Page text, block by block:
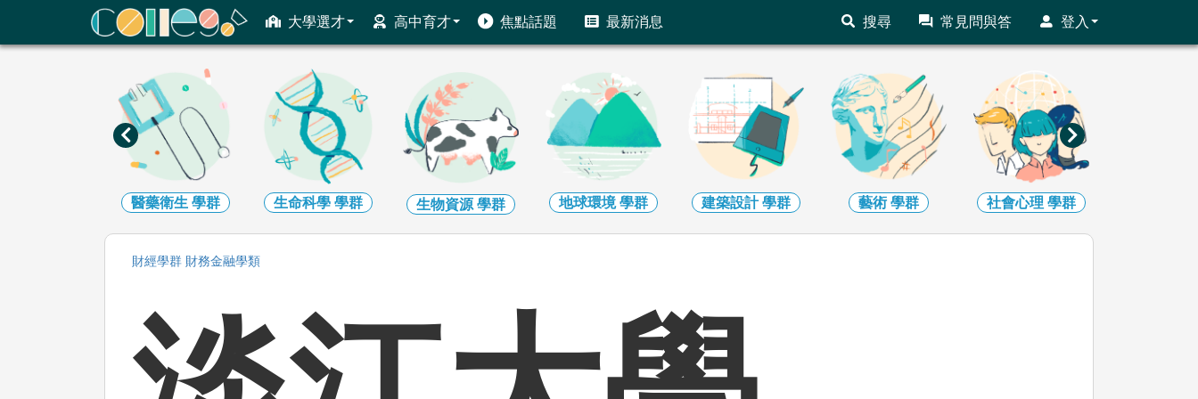
大學選才 高中育才 焦點話題 最新消息 搜尋 常見問與答 登入
ColleGo! 大學選才與高中育才輔助系統
醫藥衛生 學群 生命科學 學群 生物資源學群 地球環境學群 建築設計學群 藝術 學群 社會心理 學群
財經學群 財務金融學類